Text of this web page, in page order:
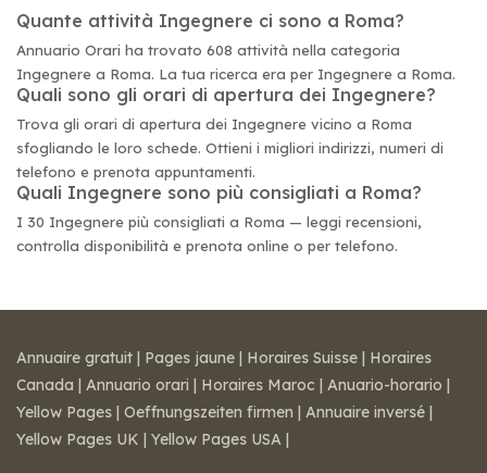
Quante attività Ingegnere ci sono a Roma?
Annuario Orari ha trovato 608 attività nella categoria
Ingegnere a Roma. La tua ricerca era per Ingegnere a Roma.
Quali sono gli orari di apertura dei Ingegnere?
Trova gli orari di apertura dei Ingegnere vicino a Roma
sfogliando le loro schede. Ottieni i migliori indirizzi, numeri di
telefono e prenota appuntamenti.
Quali Ingegnere sono più consigliati a Roma?
I 30 Ingegnere più consigliati a Roma — leggi recensioni,
controlla disponibilità e prenota online o per telefono.
Annuaire gratuit | Pages jaune | Horaires Suisse | Horaires
Canada | Annuario orari | Horaires Maroc | Anuario-horario |
Yellow Pages | Oeffnungszeiten firmen | Annuaire inversé |
Yellow Pages UK | Yellow Pages USA |